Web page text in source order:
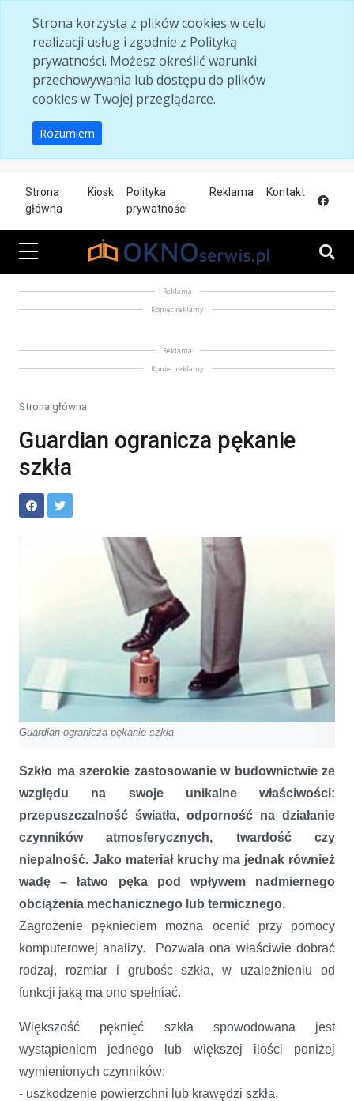
Strona korzysta z plików cookies w celu
realizacji usług i zgodnie z Polityką
prywatności. Możesz określić warunki
przechowywania lub dostępu do plików
cookies w Twojej przeglądarce.
Rozumiem
Strona
główna
Kiosk
Polityka
prywatności
Reklama Kontakt
Reklama
Koniec reklamy
Reklama
Koniec reklamy
Strona główna
Guardian ogranicza pękanie
szkła
Guardian ogranicza pękanie szkła
Szkło ma szerokie zastosowanie w budownictwie ze
względu na swoje unikalne właściwości:
przepuszczalność światła, odporność na działanie
czynników atmosferycznych, twardość czy
niepalność. Jako materiał kruchy ma jednak również
wadę – łatwo pęka pod wpływem nadmiernego
obciążenia mechanicznego lub termicznego.
Zagrożenie pęknieciem można ocenić przy pomocy
komputerowej analizy. Pozwala ona właściwie dobrać
rodzaj, rozmiar i grubośc szkła, w uzależnieniu od
funkcji jaką ma ono spełniać.
Większość pęknięć szkła spowodowana jest
wystąpieniem jednego lub większej ilości poniżej
wymienionych czynników:
- uszkodzenie powierzchni lub krawędzi szkła,